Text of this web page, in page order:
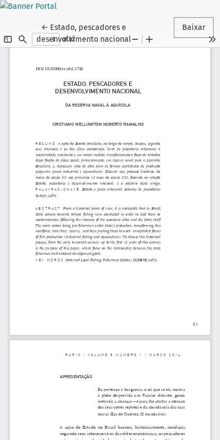
← Voltar aos Detalhes do Artigo
Estado, pescadores e
desenvolvimento nacional
Baixar